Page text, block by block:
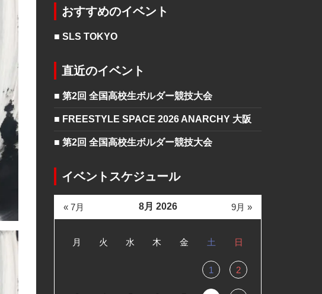
おすすめのイベント
■ SLS TOKYO
直近のイベント
■ 第2回 全国高校生ボルダー競技大会
■ FREESTYLE SPACE 2026 ANARCHY 大阪
■ 第2回 全国高校生ボルダー競技大会
イベントスケジュール
8月 2026
月 火 水 木 金 土 日
1 2
« 7月 9月 »